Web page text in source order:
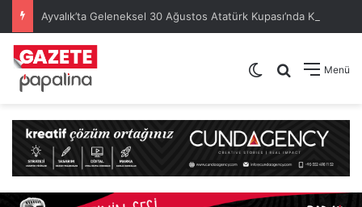
Menü
Arama yap
Dış görünümü